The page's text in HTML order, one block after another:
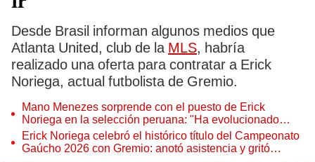
Desde Brasil informan algunos medios que
Atlanta United, club de la MLS, habría
realizado una oferta para contratar a Erick
Noriega, actual futbolista de Gremio.
Mano Menezes sorprende con el puesto de Erick
Noriega en la selección peruana: "Ha evolucionado
atléticamente"
Erick Noriega celebró el histórico título del Campeonato
Gaúcho 2026 con Gremio: anotó asistencia y gritó